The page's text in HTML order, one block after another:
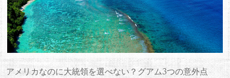
アメリカなのに大統領を選べない？グアム3つの意外点